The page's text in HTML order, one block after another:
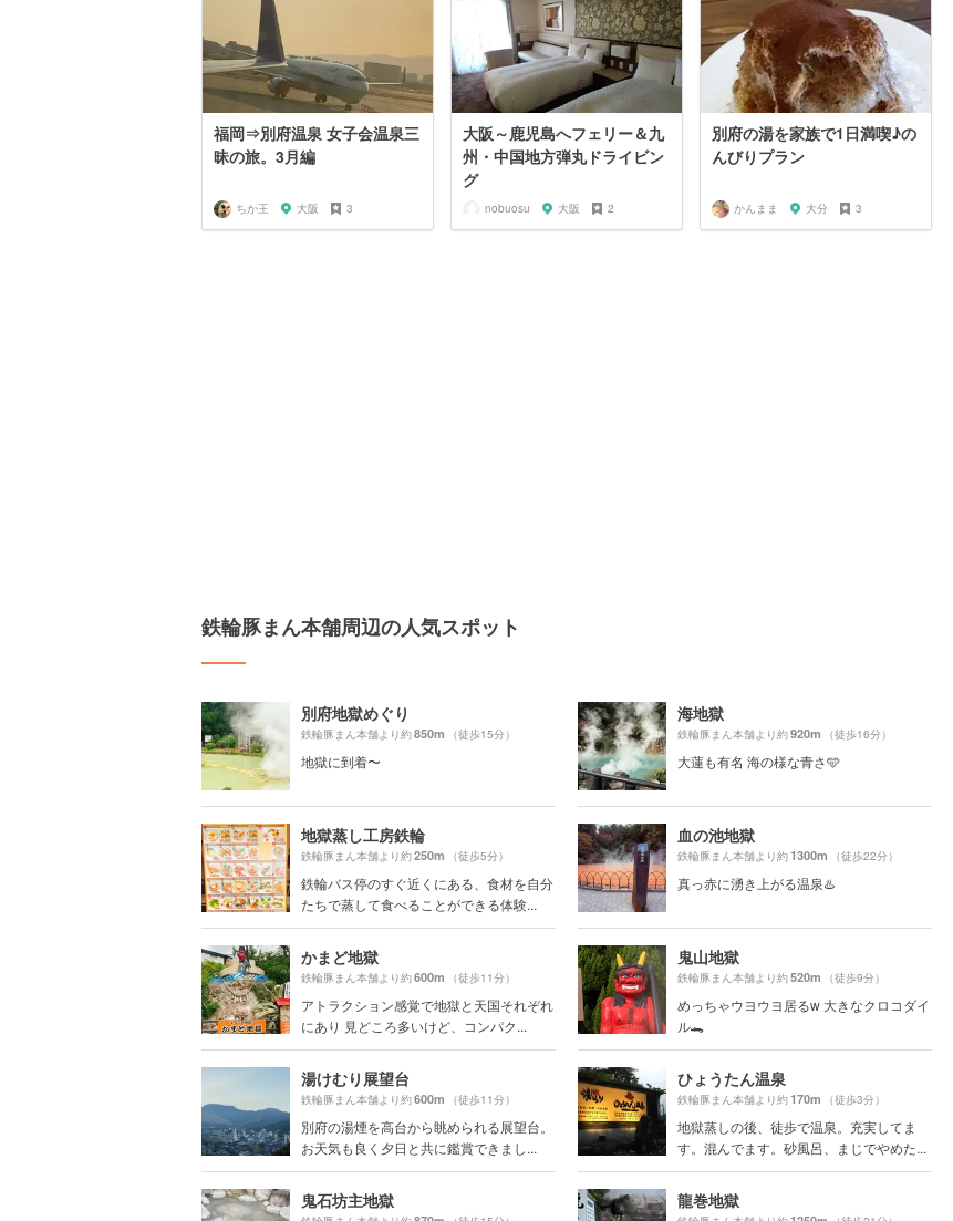
福岡⇒別府温泉 女子会温泉三
昧の旅。3月編
ちか王 大阪 3
大阪～鹿児島へフェリー＆九
州・中国地方弾丸ドライビン
グ
nobuosu 大阪 2
別府の湯を家族で1日満喫♪の
んびりプラン
かんまま 大分 3
鉄輪豚まん本舗周辺の人気スポット
別府地獄めぐり
鉄輪豚まん本舗より約850m （徒歩15分）
地獄に到着〜
海地獄
鉄輪豚まん本舗より約920m （徒歩16分）
大蓮も有名 海の様な青さ🩵
地獄蒸し工房鉄輪
鉄輪豚まん本舗より約250m （徒歩5分）
鉄輪バス停のすぐ近くにある、食材を自分
たちで蒸して食べることができる体験...
血の池地獄
鉄輪豚まん本舗より約1300m （徒歩22分）
真っ赤に湧き上がる温泉♨️
かまど地獄
鉄輪豚まん本舗より約600m （徒歩11分）
アトラクション感覚で地獄と天国それぞれ
にあり 見どころ多いけど、コンパク...
鬼山地獄
鉄輪豚まん本舗より約520m （徒歩9分）
めっちゃウヨウヨ居るw 大きなクロコダイ
ル🐊
湯けむり展望台
鉄輪豚まん本舗より約600m （徒歩11分）
別府の湯煙を高台から眺められる展望台。
お天気も良く夕日と共に鑑賞できまし...
ひょうたん温泉
鉄輪豚まん本舗より約170m （徒歩3分）
地獄蒸しの後、徒歩で温泉。充実してま
す。混んでます。砂風呂、まじでやめた...
鬼石坊主地獄 龍巻地獄